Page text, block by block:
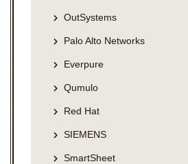
OutSystems
Palo Alto Networks
Everpure
Qumulo
Red Hat
SIEMENS
SmartSheet